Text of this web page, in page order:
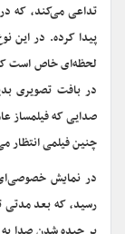
تداعی می‌کند، که
پیدا کرده. در این
لحظه‌ای خاص است که
در بافت تصویری
صدایی که فیلمساز
چنین فیلمی انتظار
در نمایش
رسید، که بعد مدتی